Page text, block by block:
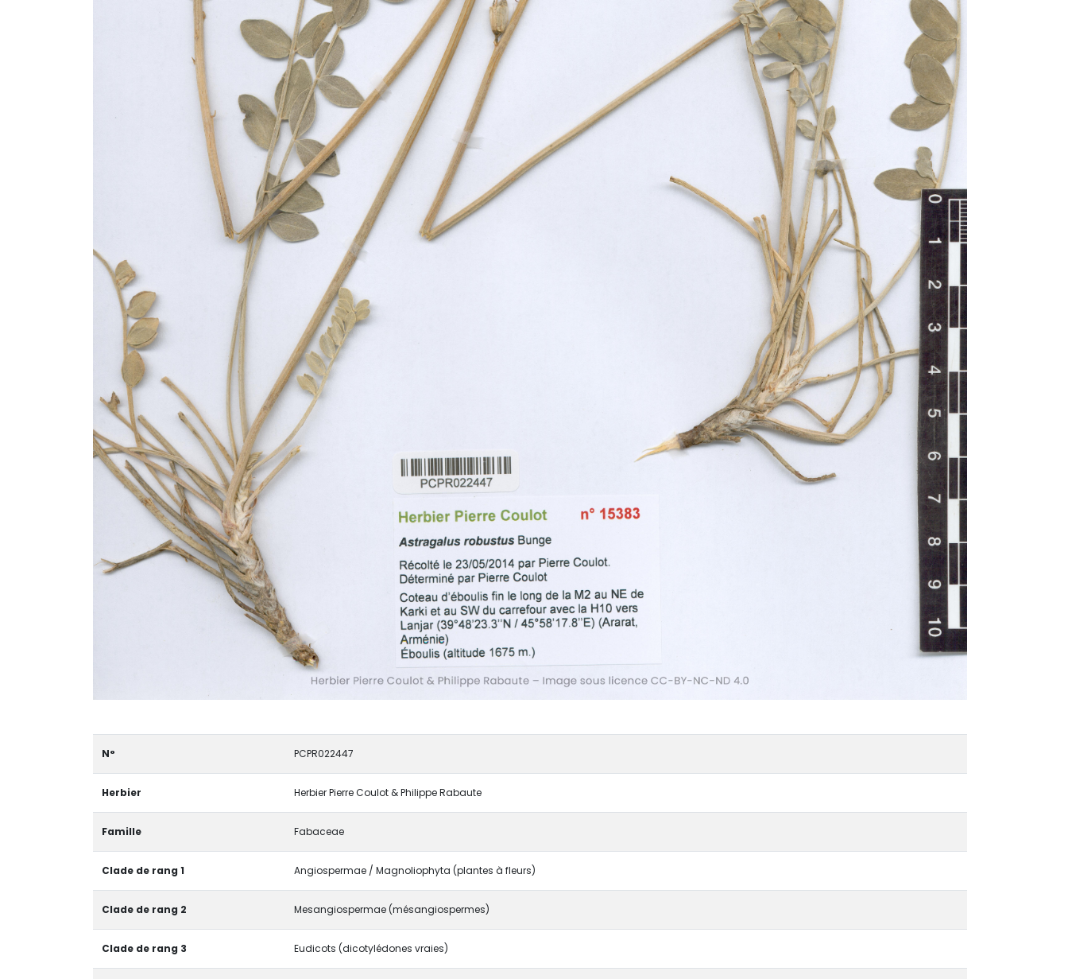
N° PCPR022447
Herbier Herbier Pierre Coulot & Philippe Rabaute
Famille Fabaceae
Clade de rang 1 Angiospermae / Magnoliophyta (plantes à fleurs)
Clade de rang 2 Mesangiospermae (mésangiospermes)
Clade de rang 3 Eudicots (dicotylédones vraies)